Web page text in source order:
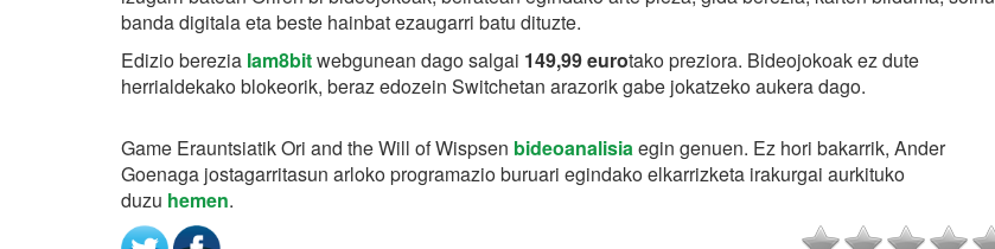
banda digitala eta beste hainbat ezaugarri batu dituzte.
Edizio berezia Iam8bitwebgunean dago salgai 149,99 eurotako preziora. Bideojokoak ez dute
herrialdekako blokeorik, beraz edozein Switchetan arazorik gabe jokatzeko aukera dago.
Game Erauntsiatik Ori and the Will of Wispsen bideoanalisiaegin genuen. Ez hori bakarrik, Ander
Goenaga jostagarritasun arloko programazio buruari egindako elkarrizketa irakurgai aurkituko
duzu hemen.